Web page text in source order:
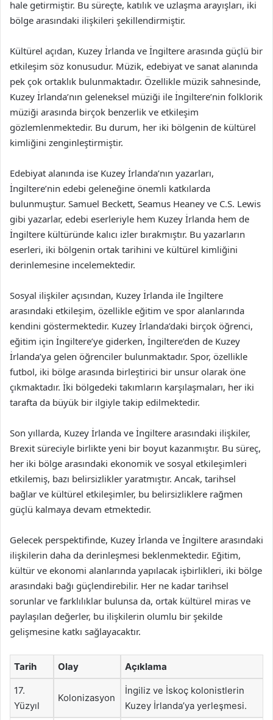
hale getirmiştir. Bu süreçte, katılık ve uzlaşma arayışları, iki
bölge arasındaki ilişkileri şekillendirmiştir.
Kültürel açıdan, Kuzey İrlanda ve İngiltere arasında güçlü bir
etkileşim söz konusudur. Müzik, edebiyat ve sanat alanında
pek çok ortaklık bulunmaktadır. Özellikle müzik sahnesinde,
Kuzey İrlanda’nın geleneksel müziği ile İngiltere’nin folklorik
müziği arasında birçok benzerlik ve etkileşim
gözlemlenmektedir. Bu durum, her iki bölgenin de kültürel
kimliğini zenginleştirmiştir.
Edebiyat alanında ise Kuzey İrlanda’nın yazarları,
İngiltere’nin edebi geleneğine önemli katkılarda
bulunmuştur. Samuel Beckett, Seamus Heaney ve C.S. Lewis
gibi yazarlar, edebi eserleriyle hem Kuzey İrlanda hem de
İngiltere kültüründe kalıcı izler bırakmıştır. Bu yazarların
eserleri, iki bölgenin ortak tarihini ve kültürel kimliğini
derinlemesine incelemektedir.
Sosyal ilişkiler açısından, Kuzey İrlanda ile İngiltere
arasındaki etkileşim, özellikle eğitim ve spor alanlarında
kendini göstermektedir. Kuzey İrlanda’daki birçok öğrenci,
eğitim için İngiltere’ye giderken, İngiltere’den de Kuzey
İrlanda’ya gelen öğrenciler bulunmaktadır. Spor, özellikle
futbol, iki bölge arasında birleştirici bir unsur olarak öne
çıkmaktadır. İki bölgedeki takımların karşılaşmaları, her iki
tarafta da büyük bir ilgiyle takip edilmektedir.
Son yıllarda, Kuzey İrlanda ve İngiltere arasındaki ilişkiler,
Brexit süreciyle birlikte yeni bir boyut kazanmıştır. Bu süreç,
her iki bölge arasındaki ekonomik ve sosyal etkileşimleri
etkilemiş, bazı belirsizlikler yaratmıştır. Ancak, tarihsel
bağlar ve kültürel etkileşimler, bu belirsizliklere rağmen
güçlü kalmaya devam etmektedir.
Gelecek perspektifinde, Kuzey İrlanda ve İngiltere arasındaki
ilişkilerin daha da derinleşmesi beklenmektedir. Eğitim,
kültür ve ekonomi alanlarında yapılacak işbirlikleri, iki bölge
arasındaki bağı güçlendirebilir. Her ne kadar tarihsel
sorunlar ve farklılıklar bulunsa da, ortak kültürel miras ve
paylaşılan değerler, bu ilişkilerin olumlu bir şekilde
gelişmesine katkı sağlayacaktır.
Tarih Olay Açıklama
17.
Yüzyıl
Kolonizasyon
İngiliz ve İskoç kolonistlerin
Kuzey İrlanda’ya yerleşmesi.